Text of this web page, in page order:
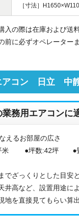
［寸法］
入の際は在庫および送
前に必ずオペレーター
アコン 日立 中
業務用エアコンに
えるお部屋の広さ
平米 ●坪数:42坪 ●
でざっくりとした目安
井高など、設置用途に
地を直接見てもらい算